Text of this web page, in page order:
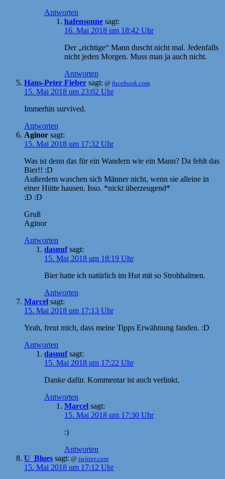
Antworten
hafensonne sagt:
16. Mai 2018 um 18:42 Uhr
Der „richtige“ Mann duscht nicht mal. Jedenfalls
nicht jeden Morgen. Muss man ja auch nicht.
Antworten
Hans-Peter Fieber sagt: @ facebook.com
15. Mai 2018 um 23:02 Uhr
Immerhin survived.
Antworten
Aginor sagt:
15. Mai 2018 um 17:32 Uhr
Was ist denn das für ein Wandern wie ein Mann? Da fehlt das
Bier!! :D
Außerdem waschen sich Männer nicht, wenn sie alleine in
einer Hütte hausen. Isso. *nickt überzeugend*
:D :D
Gruß
Aginor
Antworten
dasnuf sagt:
15. Mai 2018 um 18:19 Uhr
Bier hatte ich natürlich im Hut mit so Strohhalmen.
Antworten
Marcel sagt:
15. Mai 2018 um 17:13 Uhr
Yeah, freut mich, dass meine Tipps Erwähnung fanden. :D
Antworten
dasnuf sagt:
15. Mai 2018 um 17:22 Uhr
Danke dafür. Kommentar ist auch verlinkt.
Antworten
Marcel sagt:
15. Mai 2018 um 17:30 Uhr
:)
Antworten
U_Blues sagt: @ twitter.com
15. Mai 2018 um 17:12 Uhr